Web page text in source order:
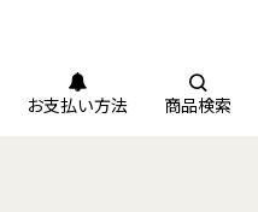
お支払い方法 商品検索